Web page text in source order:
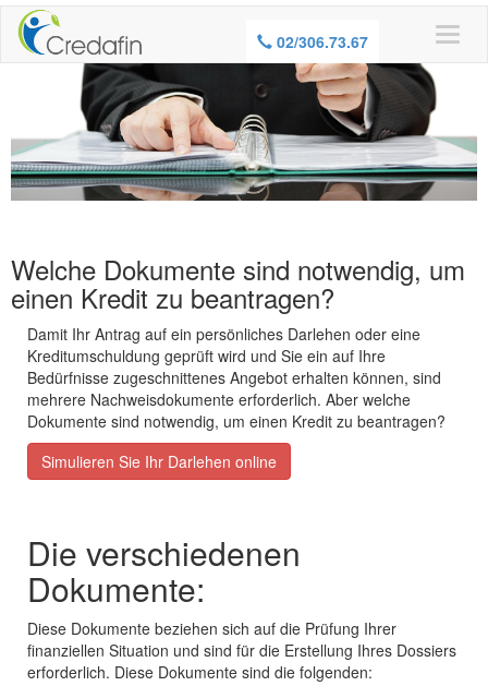
02/306.73.67
Welche Dokumente sind notwendig, um
einen Kredit zu beantragen?
Damit Ihr Antrag auf ein persönliches Darlehen oder eine
Kreditumschuldung geprüft wird und Sie ein auf Ihre
Bedürfnisse zugeschnittenes Angebot erhalten können, sind
mehrere Nachweisdokumente erforderlich. Aber welche
Dokumente sind notwendig, um einen Kredit zu beantragen?
Simulieren Sie Ihr Darlehen online
Die verschiedenen
Dokumente:
Diese Dokumente beziehen sich auf die Prüfung Ihrer
finanziellen Situation und sind für die Erstellung Ihres Dossiers
erforderlich. Diese Dokumente sind die folgenden: